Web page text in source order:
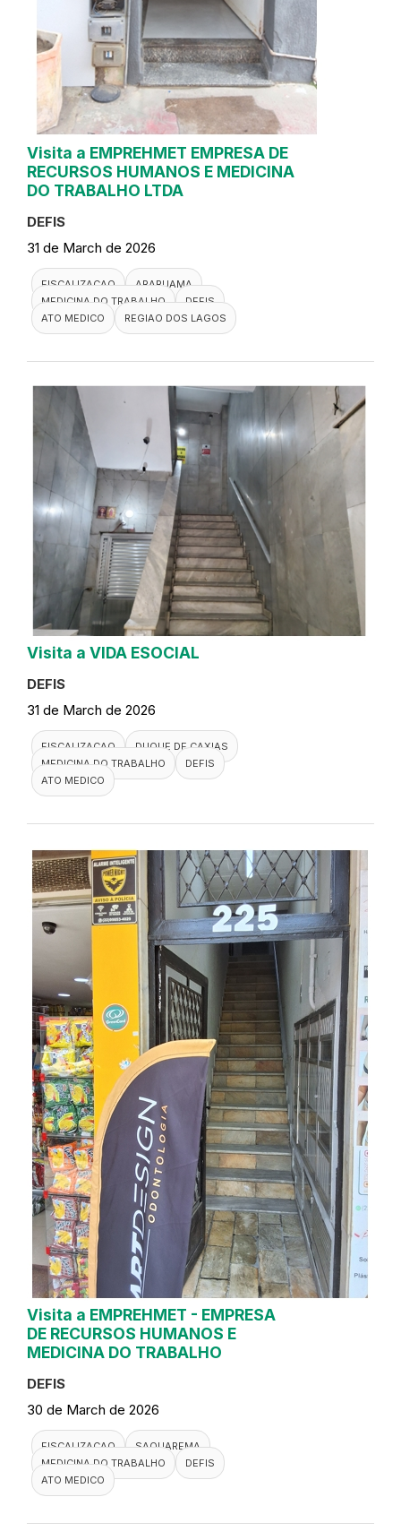
Visita a EMPREHMET EMPRESA DE
RECURSOS HUMANOS E MEDICINA
DO TRABALHO LTDA
DEFIS
31 de March de 2026
FISCALIZACAO
ARARUAMA
MEDICINA DO TRABALHO
DEFIS
ATO MEDICO
REGIAO DOS LAGOS
Visita a VIDA ESOCIAL
DEFIS
31 de March de 2026
FISCALIZACAO
DUQUE DE CAXIAS
MEDICINA DO TRABALHO
DEFIS
ATO MEDICO
Visita a EMPREHMET - EMPRESA
DE RECURSOS HUMANOS E
MEDICINA DO TRABALHO
DEFIS
30 de March de 2026
FISCALIZACAO
SAQUAREMA
MEDICINA DO TRABALHO
DEFIS
ATO MEDICO